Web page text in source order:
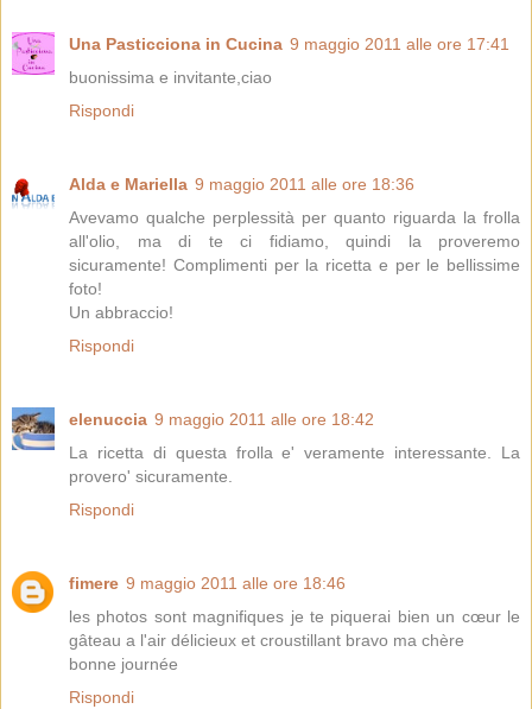
Una Pasticciona in Cucina 9 maggio 2011 alle ore 17:41
buonissima e invitante,ciao
Rispondi
Alda e Mariella 9 maggio 2011 alle ore 18:36
Avevamo qualche perplessità per quanto riguarda la frolla
all'olio, ma di te ci fidiamo, quindi la proveremo
sicuramente! Complimenti per la ricetta e per le bellissime
foto!
Un abbraccio!
Rispondi
elenuccia 9 maggio 2011 alle ore 18:42
La ricetta di questa frolla e' veramente interessante. La
provero' sicuramente.
Rispondi
fimere 9 maggio 2011 alle ore 18:46
les photos sont magnifiques je te piquerai bien un cœur le
gâteau a l'air délicieux et croustillant bravo ma chère
bonne journée
Rispondi